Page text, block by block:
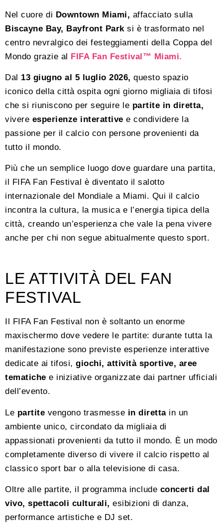
Nel cuore di Downtown Miami, affacciato sulla
Biscayne Bay, Bayfront Park si è trasformato nel
centro nevralgico dei festeggiamenti della Coppa del
Mondo grazie al FIFA Fan Festival™ Miami.
Dal 13 giugno al 5 luglio 2026, questo spazio
iconico della città ospita ogni giorno migliaia di tifosi
che si riuniscono per seguire le partite in diretta,
vivere esperienze interattive e condividere la
passione per il calcio con persone provenienti da
tutto il mondo.
Più che un semplice luogo dove guardare una partita,
il FIFA Fan Festival è diventato il salotto
internazionale del Mondiale a Miami. Qui il calcio
incontra la cultura, la musica e l’energia tipica della
città, creando un’esperienza che vale la pena vivere
anche per chi non segue abitualmente questo sport.
LE ATTIVITÀ DEL FAN
FESTIVAL
Il FIFA Fan Festival non è soltanto un enorme
maxischermo dove vedere le partite: durante tutta la
manifestazione sono previste esperienze interattive
dedicate ai tifosi, giochi, attività sportive, aree
tematiche e iniziative organizzate dai partner ufficiali
dell’evento.
Le partite vengono trasmesse in direttain un
ambiente unico, circondato da migliaia di
appassionati provenienti da tutto il mondo. È un modo
completamente diverso di vivere il calcio rispetto al
classico sport bar o alla televisione di casa.
Oltre alle partite, il programma include concerti dal
vivo, spettacoli culturali, esibizioni di danza,
performance artistiche e DJ set.